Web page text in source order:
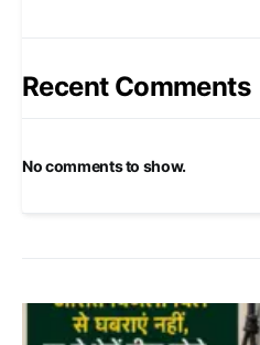
Recent Comments
No comments to show.